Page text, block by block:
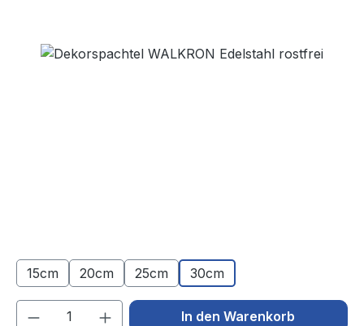
Bildergalerie überspringen
15cm 20cm 25cm 30cm
Produkt Anzahl: Gib denIn den Warenkorb